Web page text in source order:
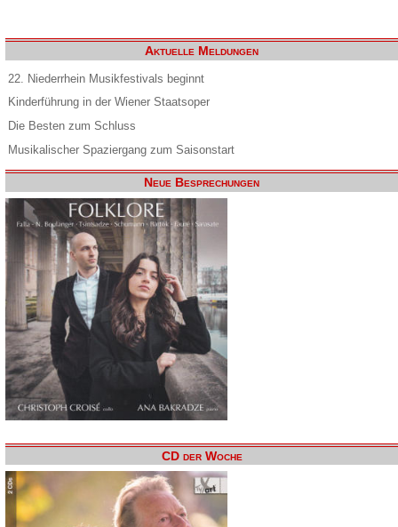
Aktuelle Meldungen
22. Niederrhein Musikfestivals beginnt
Kinderführung in der Wiener Staatsoper
Die Besten zum Schluss
Musikalischer Spaziergang zum Saisonstart
Neue Besprechungen
CD der Woche